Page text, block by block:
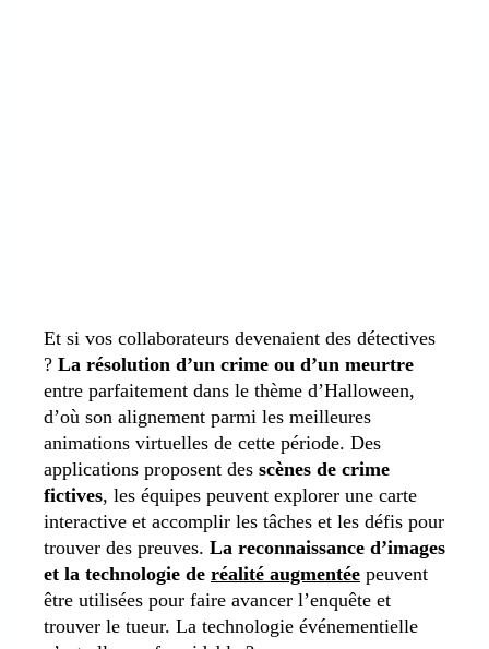
Et si vos collaborateurs devenaient des détectives
? La résolution d’un crime ou d’un meurtre
entre parfaitement dans le thème d’Halloween,
d’où son alignement parmi les meilleures
animations virtuelles de cette période. Des
applications proposent des scènes de crime
fictives, les équipes peuvent explorer une carte
interactive et accomplir les tâches et les défis pour
trouver des preuves. La reconnaissance d’images
et la technologie de réalité augmentée peuvent
être utilisées pour faire avancer l’enquête et
trouver le tueur. La technologie événementielle